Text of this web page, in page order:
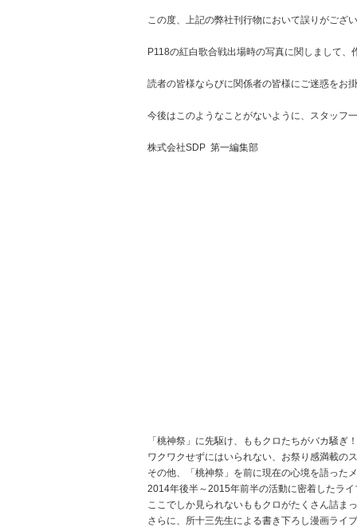
この度、上記の弊社刊行物において誤りがござ
P118の紅白歌合戦出場時の写真に関しまして、
読者の皆様ならびに関係者の皆様にご迷惑をお
今後はこのようなことがないように、 スタッフ
株式会社SDP 第一編集部
「桃神祭」に先駆け、ももクロたちがバカ騒ぎ！
ワクワクせずにはいられない、 お祭り感満載の
その他、「桃神祭」 を前に現在の心境を語った
2014年後半～2015年前半の活動に密着したラ
ここでしか見られないももクロがたくさん詰ま
さらに、所十三先生による書き下ろし漫画ライ